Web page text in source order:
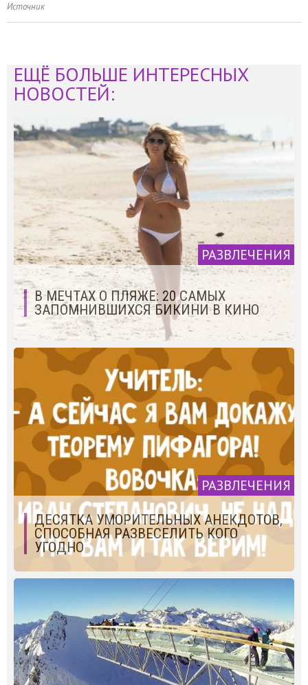
Источник
ЕЩЁ БОЛЬШЕ ИНТЕРЕСНЫХ
НОВОСТЕЙ:
РАЗВЛЕЧЕНИЯ
В МЕЧТАХ О ПЛЯЖЕ: 20 САМЫХ
ЗАПОМНИВШИХСЯ БИКИНИ В КИНО
РАЗВЛЕЧЕНИЯ
ДЕСЯТКА УМОРИТЕЛЬНЫХ АНЕКДОТОВ,
СПОСОБНАЯ РАЗВЕСЕЛИТЬ КОГО
УГОДНО